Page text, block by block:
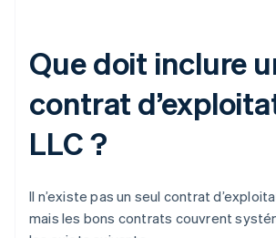
Que doit inclure
contrat
LLC ?
Il n’existe pas un seul contrat
mais les bons contrats couvrent